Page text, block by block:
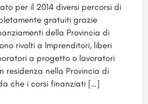
per il 2014 diversi percorsi di
gratuiti grazie
della Provincia di
rivolti a Imprenditori, liberi
a progetto o lavoratori
residenza nella Provincia di
che i corsi finanziati […]